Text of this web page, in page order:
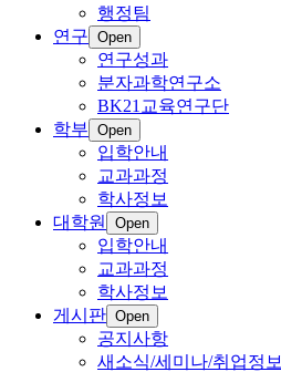
행정팀
연구 Open
연구성과
분자과학연구소
BK21교육연구단
학부 Open
입학안내
교과과정
학사정보
대학원
Open
입학안내
교과과정
학사정보
게시판 Open
공지사항
새소식/세미나/취업정보